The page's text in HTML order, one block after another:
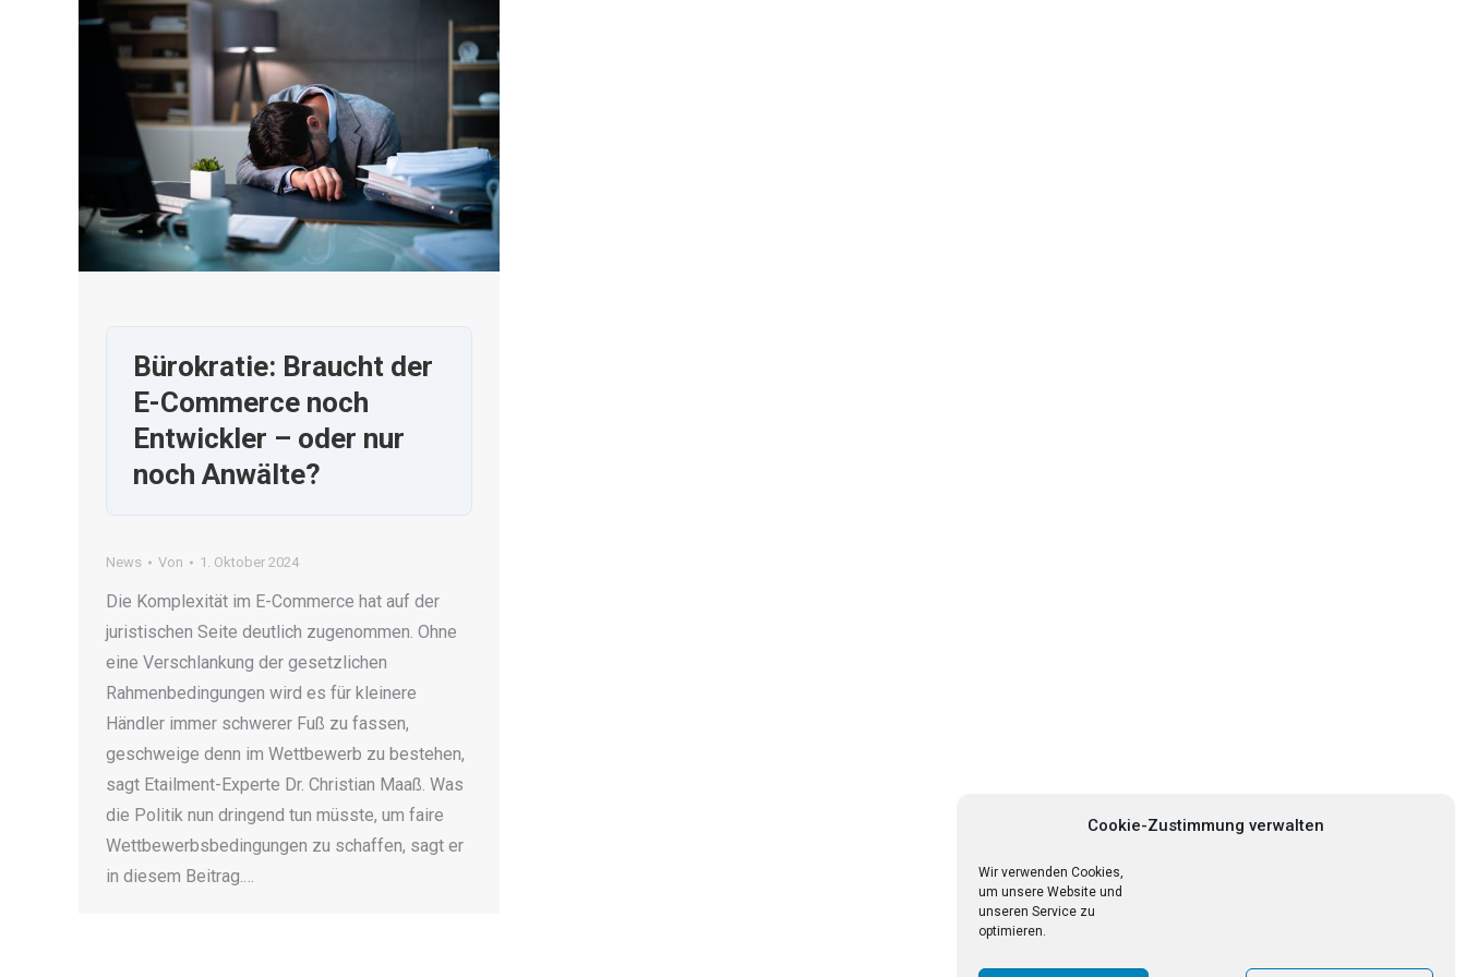
Cookie-Zustimmung verwalten
Wir verwenden Cookies,
um unsere Website und
unseren Service zu
optimieren.
Bürokratie: Braucht der
E-Commerce noch
Entwickler – oder nur
noch Anwälte?
News Von 1. Oktober 2024
Die Komplexität im E-Commerce hat auf der
juristischen Seite deutlich zugenommen. Ohne
eine Verschlankung der gesetzlichen
Rahmenbedingungen wird es für kleinere
Händler immer schwerer Fuß zu fassen,
geschweige denn im Wettbewerb zu bestehen,
sagt Etailment-Experte Dr. Christian Maaß. Was
die Politik nun dringend tun müsste, um faire
Wettbewerbsbedingungen zu schaffen, sagt er
in diesem Beitrag.…